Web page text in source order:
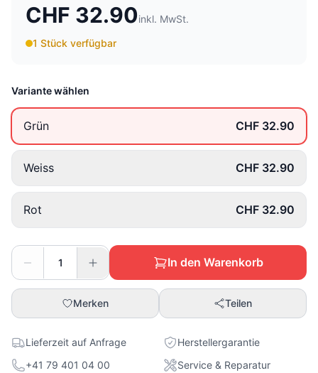
CHF 32.90inkl. MwSt.
1 Stück verfügbar
Variante wählen
Grün CHF 32.90
Weiss CHF 32.90
Rot CHF 32.90
In den Warenkorb
Merken Teilen
Lieferzeit auf Anfrage
Herstellergarantie
+41 79 401 04 00
Service & Reparatur